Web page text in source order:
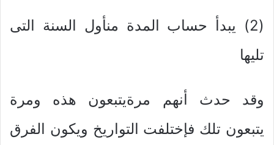
(2) يبدأ حساب المدة منأول السنة التى
تليها
وقد حدث أنهم مرةيتبعون هذه ومرة
يتبعون تلك فإختلفت التواريخ ويكون الفرق